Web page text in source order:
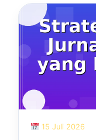
15 Juli 2026